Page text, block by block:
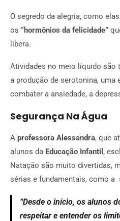
O segredo da alegria, como
os “hormônios da felicidade”
libera.
Atividades no meio líquido são
a produção de serotonina, uma
combater a ansiedade, a
Segurança Na Água
A professora Alessandra, que
alunos da Educação Infantil ,
Natação são muito divertidas,
sérias e fundamentais, como a
“Desde o início, os alunos
respeitar e entender os